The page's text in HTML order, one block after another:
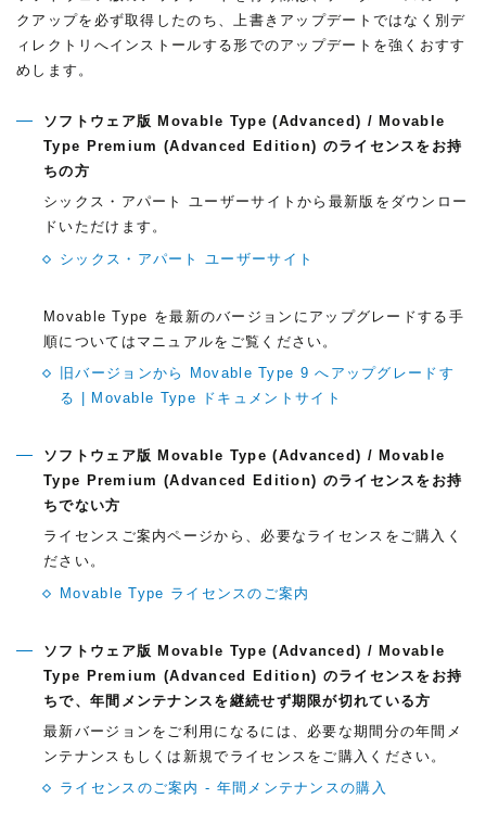
クアップを必ず取得したのち、上書きアップデートではなく別デ
ィレクトリへインストールする形でのアップデートを強くおすす
めします。
ソフトウェア版 Movable Type (Advanced) / Movable
Type Premium (Advanced Edition) のライセンスをお持
ちの方
シックス・アパート ユーザーサイトから最新版をダウンロー
ドいただけます。
シックス・アパート ユーザーサイト
Movable Type を最新のバージョンにアップグレードする手
順についてはマニュアルをご覧ください。
旧バージョンから Movable Type 9 へアップグレードす
る | Movable Type ドキュメントサイト
ソフトウェア版 Movable Type (Advanced) / Movable
Type Premium (Advanced Edition) のライセンスをお持
ちでない方
ライセンスご案内ページから、必要なライセンスをご購入く
ださい。
Movable Type ライセンスのご案内
ソフトウェア版 Movable Type (Advanced) / Movable
Type Premium (Advanced Edition) のライセンスをお持
ちで、年間メンテナンスを継続せず期限が切れている方
最新バージョンをご利用になるには、必要な期間分の年間メ
ンテナンスもしくは新規でライセンスをご購入ください。
ライセンスのご案内 - 年間メンテナンスの購入